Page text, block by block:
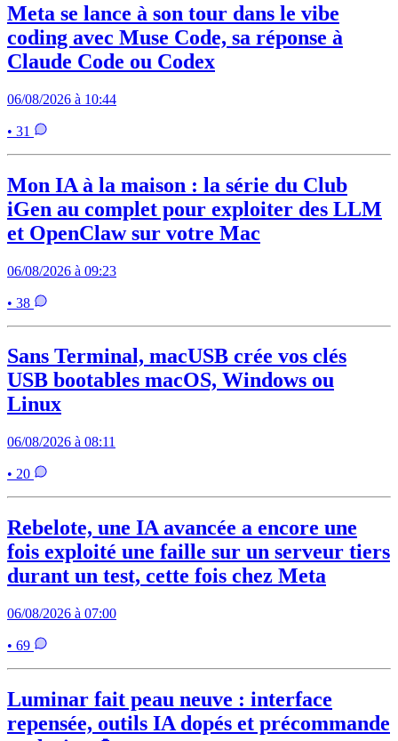
Meta se lance à son tour dans le vibe
coding avec Muse Code, sa réponse à
Claude Code ou Codex
06/08/2026 à 10:44
• 31
Mon IA à la maison : la série du Club
iGen au complet pour exploiter des LLM
et OpenClaw sur votre Mac
06/08/2026 à 09:23
• 38
Sans Terminal, macUSB crée vos clés
USB bootables macOS, Windows ou
Linux
06/08/2026 à 08:11
• 20
Rebelote, une IA avancée a encore une
fois exploité une faille sur un serveur tiers
durant un test, cette fois chez Meta
06/08/2026 à 07:00
• 69
Luminar fait peau neuve : interface
repensée, outils IA dopés et précommande